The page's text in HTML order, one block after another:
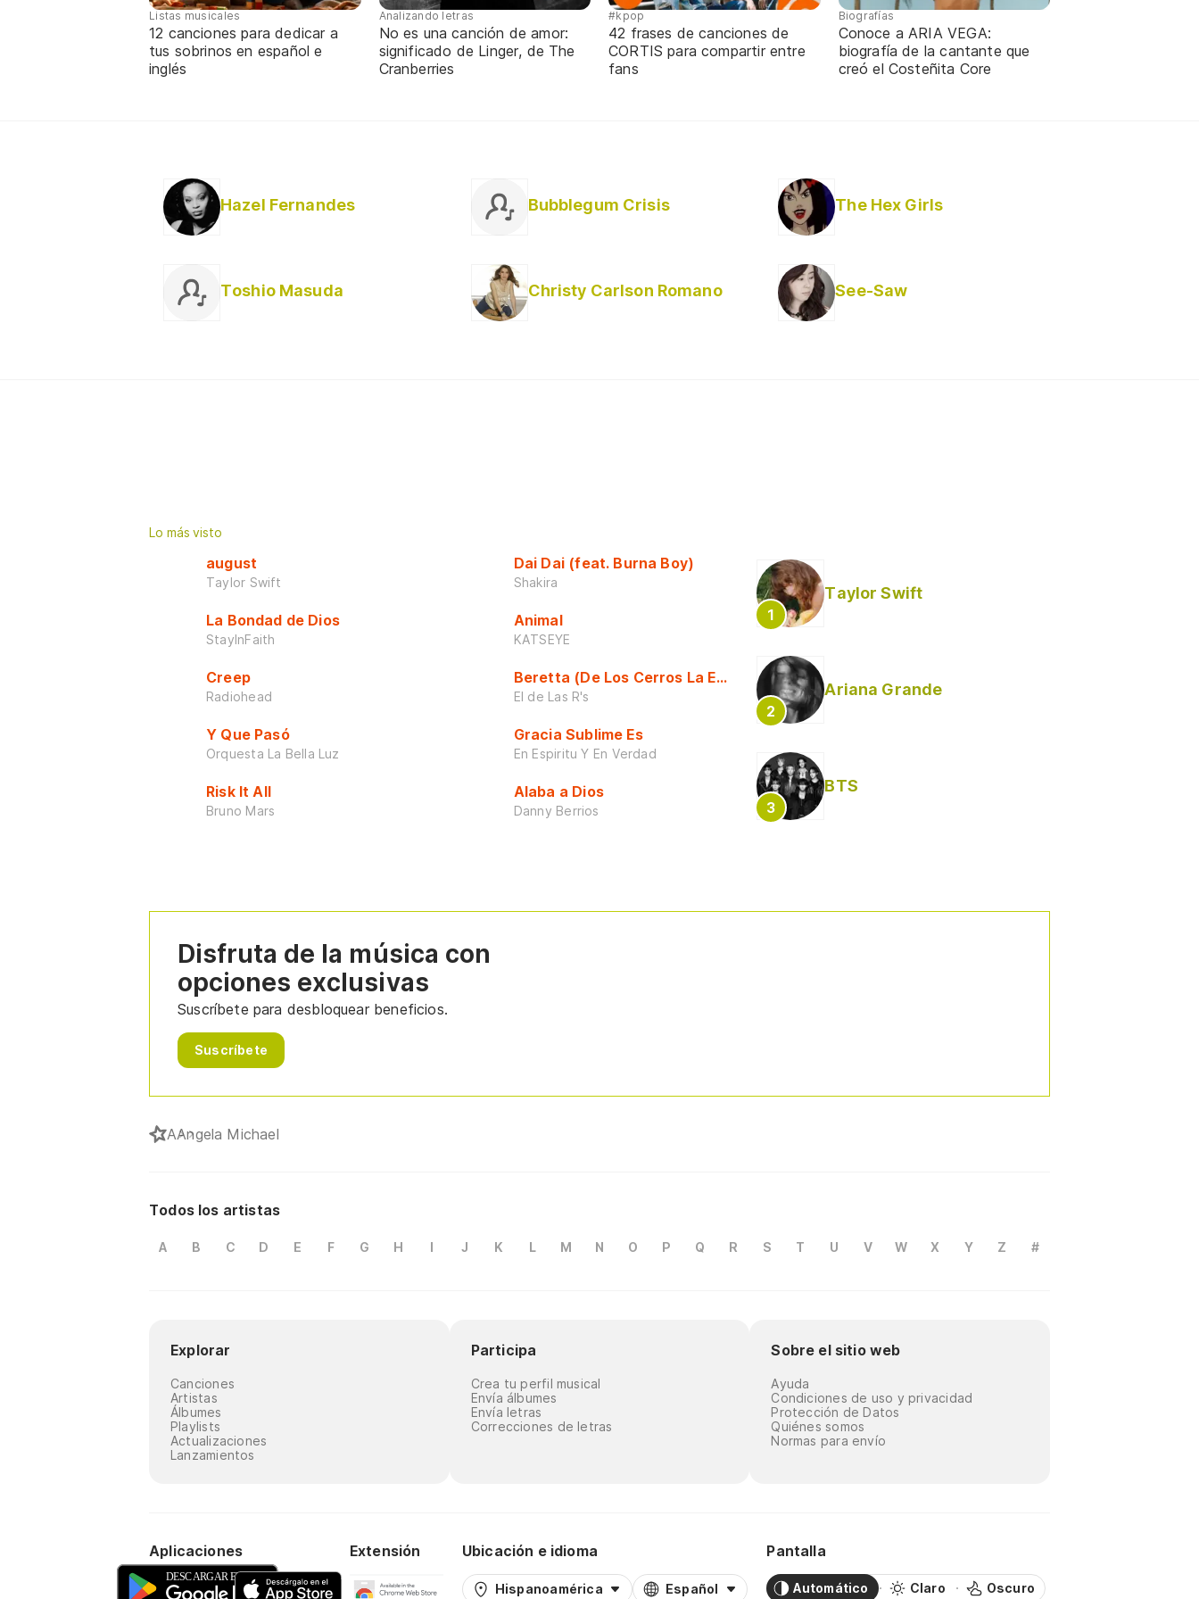
Listas musicales
12 canciones para dedicar a
tus sobrinos en español e
inglés
Analizando letras
No es una canción de amor:
significado de Linger, de The
Cranberries
#kpop
42 frases de canciones de
CORTIS para compartir entre
fans
Biografías
Conoce a ARIA VEGA:
biografía de la cantante que
creó el Costeñita Core
Hazel Fernandes Bubblegum Crisis The Hex Girls
Toshio Masuda Christy Carlson Romano See-Saw
Lo más visto
august
Taylor Swift
La Bondad de Dios
StayInFaith
Creep
Radiohead
Y Que Pasó
Orquesta La Bella Luz
Risk It All
Bruno Mars
Dai Dai (feat. Burna Boy)
Shakira
Animal
KATSEYE
Beretta (De Los Cerros La Escuela)
El de Las R's
Gracia Sublime Es
En Espiritu Y En Verdad
Alaba a Dios
Danny Berrios
Taylor Swift
Ariana Grande
BTS
Disfruta de la música con
opciones exclusivas
Suscríbete para desbloquear beneficios.
Suscríbete
AAngela Michael
Todos los artistas
A B C D E F G H I J K L M N O P Q R S T U V W X Y Z #
Explorar
Canciones
Artistas
Álbumes
Playlists
Actualizaciones
Lanzamientos
Participa
Crea tu perfil musical
Envía álbumes
Envía letras
Correcciones de letras
Sobre el sitio web
Ayuda
Condiciones de uso y privacidad
Protección de Datos
Quiénes somos
Normas para envío
Aplicaciones Extensión Ubicación e idioma
Hispanoamérica Español
Pantalla
Automático Claro Oscuro